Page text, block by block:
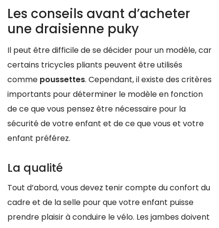
Les conseils avant d’acheter
une draisienne puky
Il peut être difficile de se décider pour un modèle, car
certains tricycles pliants peuvent être utilisés
comme poussettes. Cependant, il existe des critères
importants pour déterminer le modèle en fonction
de ce que vous pensez être nécessaire pour la
sécurité de votre enfant et de ce que vous et votre
enfant préférez.
La qualité
Tout d’abord, vous devez tenir compte du confort du
cadre et de la selle pour que votre enfant puisse
prendre plaisir à conduire le vélo. Les jambes doivent